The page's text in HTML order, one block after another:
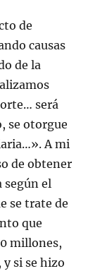
de
causas
de la
será
se otorgue
A mi
de obtener
según el
se trate de
que
millones,
si se hizo